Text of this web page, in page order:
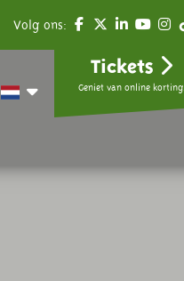
Volg ons:
Tickets
Geniet van online korting.